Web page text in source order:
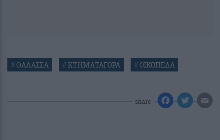
#ΘΑΛΑΣΣΑ #ΚΤΗΜΑΤΑΓΟΡΑ #ΟΙΚΟΠΕΔΑ
share